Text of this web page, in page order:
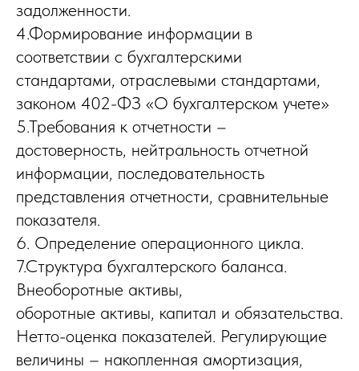
задолженности.
4.Формирование информации в
соответствии с бухгалтерскими
стандартами, отраслевыми стандартами,
законом 402-ФЗ «О бухгалтерском учете»
5.Требования к отчетности –
достоверность, нейтральность отчетной
информации, последовательность
представления отчетности, сравнительные
показателя.
6. Определение операционного цикла.
7.Структура бухгалтерского баланса.
Внеоборотные активы,
оборотные активы, капитал и обязательства.
Нетто-оценка показателей. Регулирующие
величины – накопленная амортизация,